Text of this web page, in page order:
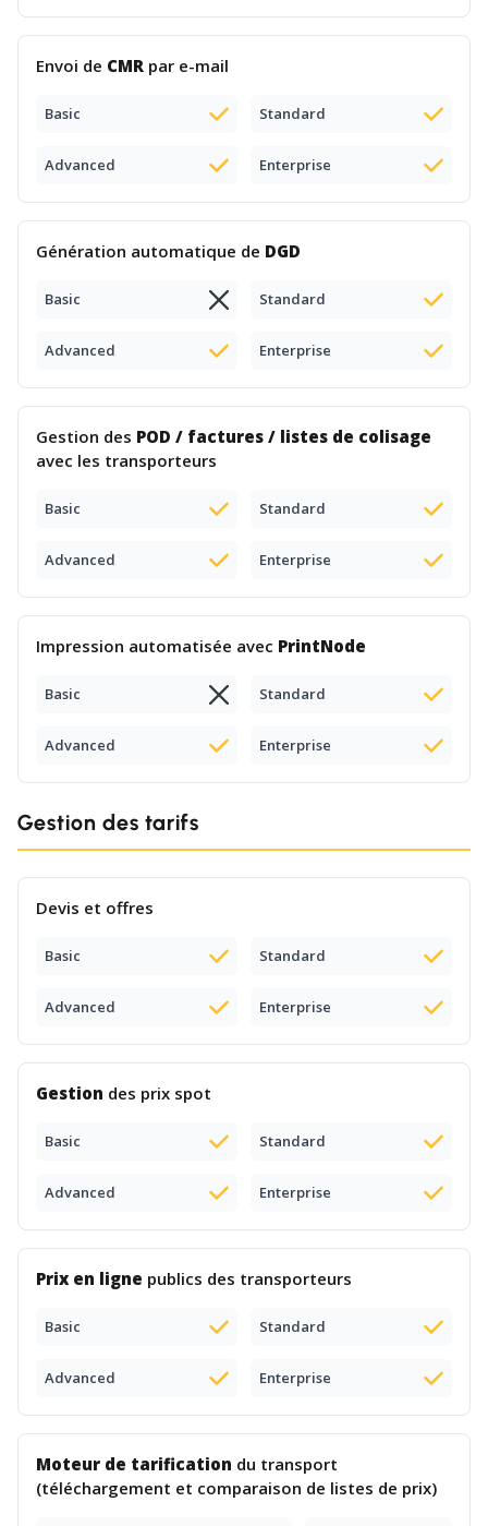
Envoi de CMR par e-mail
Basic Standard
Advanced Enterprise
Génération automatique de DGD
Basic Standard
Advanced Enterprise
Gestion des POD / factures / listes de colisage
avec les transporteurs
Basic Standard
Advanced Enterprise
Impression automatisée avec PrintNode
Basic Standard
Advanced Enterprise
Gestion des tarifs
Devis et offres
Basic Standard
Advanced Enterprise
Gestion des prix spot
Basic Standard
Advanced Enterprise
Prix en ligne publics des transporteurs
Basic Standard
Advanced Enterprise
Moteur de tarification du transport
(téléchargement et comparaison de listes de prix)